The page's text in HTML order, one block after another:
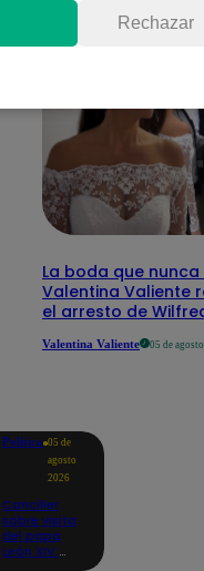
La boda que
Valentina Valiente
el arresto de
Valentina Valiente 05 de
Política 05 de
agosto
2026
Canciller
sobre visita
del papa
León XIV:
Rechazar